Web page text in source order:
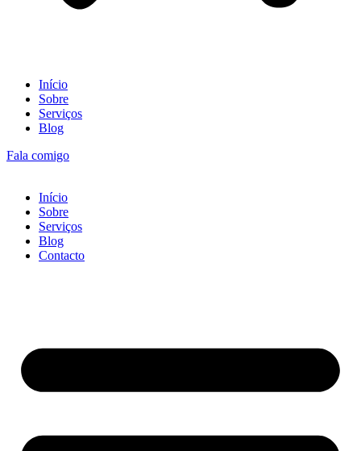
Início
Sobre
Serviços
Blog
Fala comigo
Início
Sobre
Serviços
Blog
Contacto